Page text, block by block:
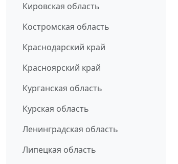
Кировская область
Костромская область
Краснодарский край
Красноярский край
Курганская область
Курская область
Ленинградская область
Липецкая область